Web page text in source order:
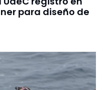
para diseño de